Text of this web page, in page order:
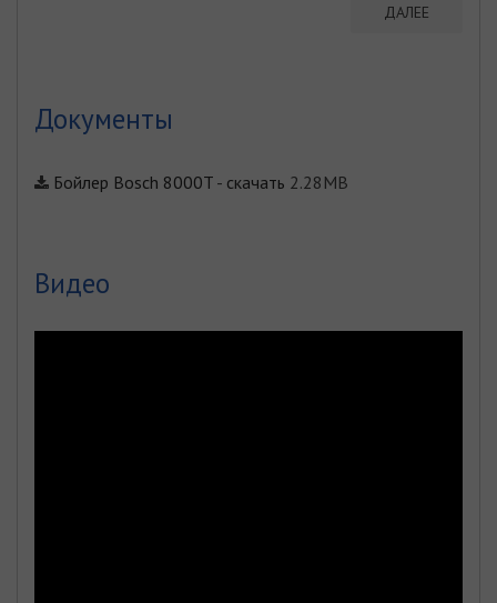
ДАЛЕЕ
Документы
Бойлер Bosch 8000T - скачать 2.28MB
Видео